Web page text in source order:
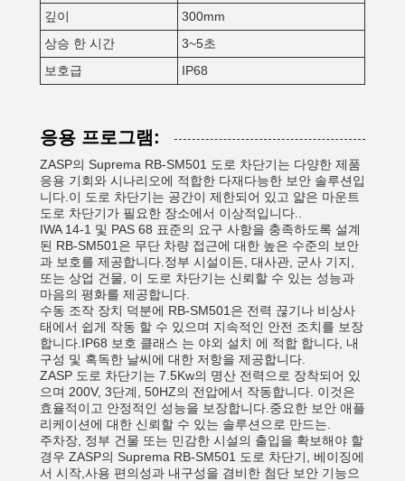
깊이
300mm
상승 한 시간
3~5초
보호급
IP68
응용 프로그램:
ZASP의 Suprema RB-SM501 도로 차단기는 다양한 제품
응용 기회와 시나리오에 적합한 다재다능한 보안 솔루션입
니다.이 도로 차단기는 공간이 제한되어 있고 얇은 마운트
도로 차단기가 필요한 장소에서 이상적입니다..
IWA 14-1 및 PAS 68 표준의 요구 사항을 충족하도록 설계
된 RB-SM501은 무단 차량 접근에 대한 높은 수준의 보안
과 보호를 제공합니다.정부 시설이든, 대사관, 군사 기지,
또는 상업 건물, 이 도로 차단기는 신뢰할 수 있는 성능과
마음의 평화를 제공합니다.
수동 조작 장치 덕분에 RB-SM501은 전력 끊기나 비상사
태에서 쉽게 작동 할 수 있으며 지속적인 안전 조치를 보장
합니다.IP68 보호 클래스 는 야외 설치 에 적합 합니다, 내
구성 및 혹독한 날씨에 대한 저항을 제공합니다.
ZASP 도로 차단기는 7.5Kw의 명산 전력으로 장착되어 있
으며 200V, 3단계, 50HZ의 전압에서 작동합니다. 이것은
효율적이고 안정적인 성능을 보장합니다.중요한 보안 애플
리케이션에 대한 신뢰할 수 있는 솔루션으로 만드는.
주차장, 정부 건물 또는 민감한 시설의 출입을 확보해야 할
경우 ZASP의 Suprema RB-SM501 도로 차단기, 베이징에
서 시작,사용 편의성과 내구성을 겸비한 첨단 보안 기능으